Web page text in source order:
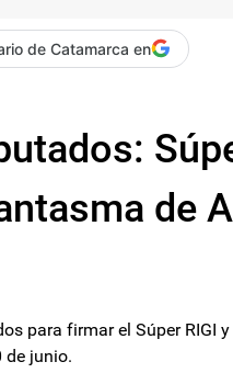
de Catamarca en
de
para firmar el Súper RIGI
de junio.